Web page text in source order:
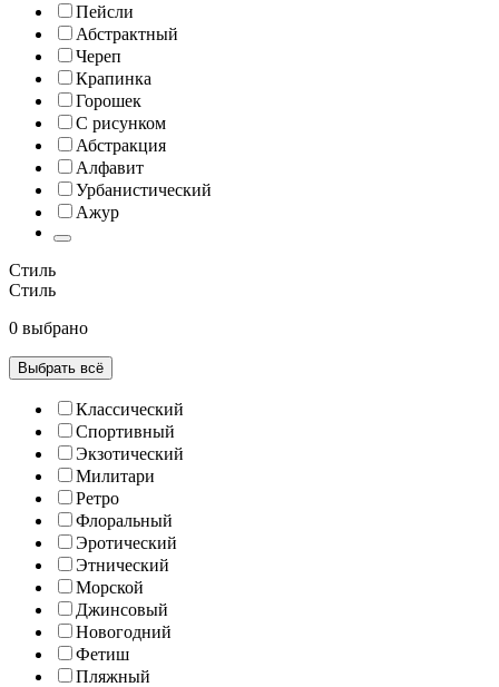
Пейсли
Абстрактный
Череп
Крапинка
Горошек
С рисунком
Абстракция
Алфавит
Урбанистический
Ажур
Стиль
Стиль
0 выбрано
Выбрать всё
Классический
Спортивный
Экзотический
Милитари
Ретро
Флоральный
Эротический
Этнический
Морской
Джинсовый
Новогодний
Фетиш
Пляжный